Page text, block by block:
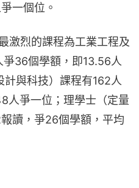
一個位。
激烈的課程為工業工程及
36個學額，即13.56人
與科技）課程有162人
人爭一位；理學士（定量
讀，爭26個學額，平均